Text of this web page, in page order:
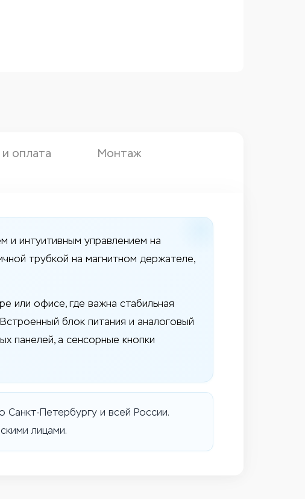
оплата Монтаж
интуитивным управлением на
трубкой на магнитном держателе,
или офисе, где важна стабильная
блок питания и аналоговый
панелей, а сенсорные кнопки
Санкт-Петербургу и всей России.
лицами.